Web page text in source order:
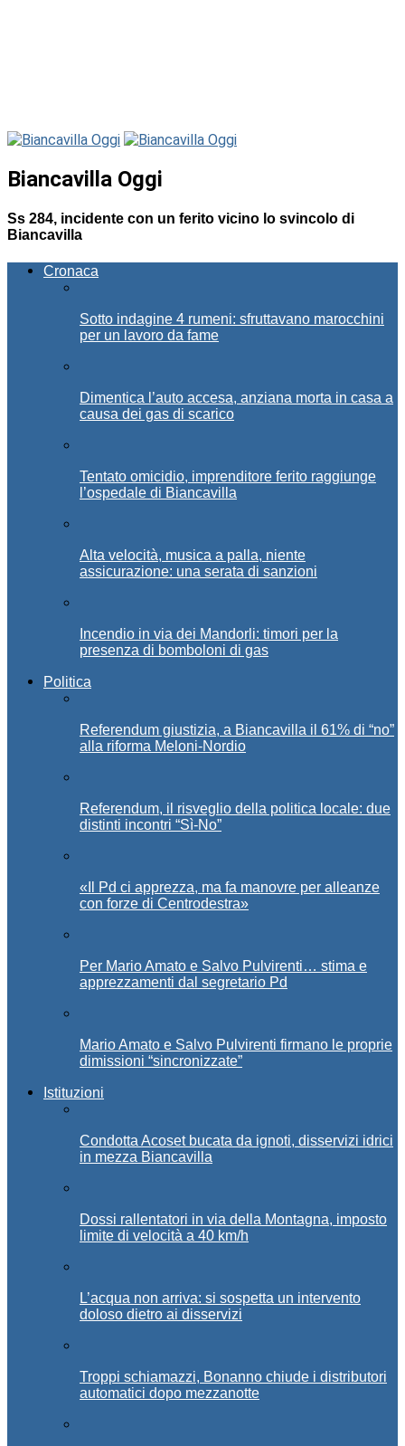
Biancavilla Oggi
Ss 284, incidente con un ferito vicino lo svincolo di
Biancavilla
Cronaca
Sotto indagine 4 rumeni: sfruttavano marocchini
per un lavoro da fame
Dimentica l’auto accesa, anziana morta in casa a
causa dei gas di scarico
Tentato omicidio, imprenditore ferito raggiunge
l’ospedale di Biancavilla
Alta velocità, musica a palla, niente
assicurazione: una serata di sanzioni
Incendio in via dei Mandorli: timori per la
presenza di bomboloni di gas
Politica
Referendum giustizia, a Biancavilla il 61% di “no”
alla riforma Meloni-Nordio
Referendum, il risveglio della politica locale: due
distinti incontri “Sì-No”
«Il Pd ci apprezza, ma fa manovre per alleanze
con forze di Centrodestra»
Per Mario Amato e Salvo Pulvirenti… stima e
apprezzamenti dal segretario Pd
Mario Amato e Salvo Pulvirenti firmano le proprie
dimissioni “sincronizzate”
Istituzioni
Condotta Acoset bucata da ignoti, disservizi idrici
in mezza Biancavilla
Dossi rallentatori in via della Montagna, imposto
limite di velocità a 40 km/h
L’acqua non arriva: si sospetta un intervento
doloso dietro ai disservizi
Troppi schiamazzi, Bonanno chiude i distributori
automatici dopo mezzanotte